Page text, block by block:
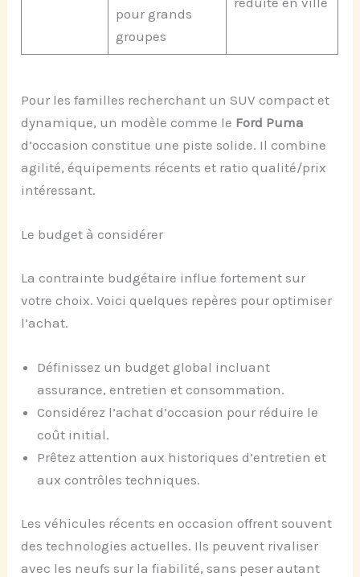
pour grands
groupes
Pour les familles recherchant un SUV compact et
dynamique, un modèle comme le Ford Puma
d’occasion constitue une piste solide. Il combine
agilité, équipements récents et ratio qualité/prix
intéressant.
Le budget à considérer
La contrainte budgétaire influe fortement sur
votre choix. Voici quelques repères pour optimiser
l’achat.
Définissez un budget global incluant
assurance, entretien et consommation.
Considérez l’achat d’occasion pour réduire le
coût initial.
Prêtez attention aux historiques d’entretien et
aux contrôles techniques.
Les véhicules récents en occasion offrent souvent
des technologies actuelles. Ils peuvent rivaliser
avec les neufs sur la fiabilité, sans peser autant